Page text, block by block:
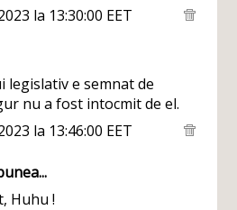
la 13:30:00 EET
legislativ e semnat de
nu a fost intocmit de el.
la 13:46:00 EET
Huhu !